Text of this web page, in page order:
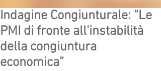
Indagine Congiunturale: “Le
PMI di fronte all'instabilità
della congiuntura
economica”